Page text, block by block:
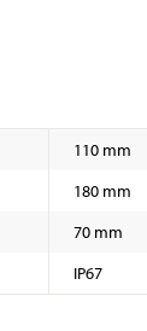
110 mm
180 mm
70 mm
IP67